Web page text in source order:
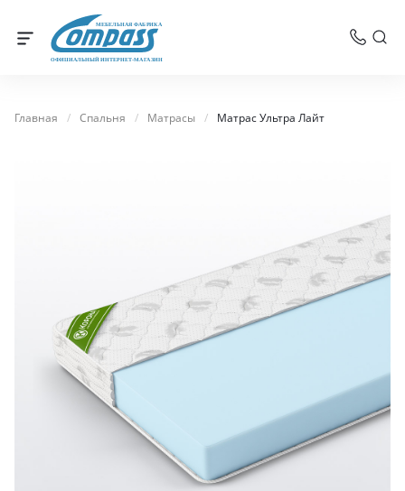
МЕБЕЛЬНАЯ ФАБРИКА
ОФИЦИАЛЬНЫЙ ИНТЕРНЕТ-МАГАЗИН
Главная / Спальня / Матрасы / Матрас Ультра Лайт